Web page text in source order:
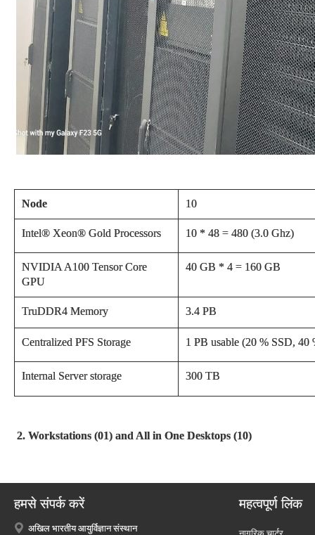
Node 10
Intel® Xeon® Gold Processors 10 * 48 = 480 (3.0 Ghz)
NVIDIA A100 Tensor Core
GPU
40 GB * 4 = 160 GB
TruDDR4 Memory 3.4 PB
Centralized PFS Storage 1 PB usable (20 % SSD,
Internal Server storage 300 TB
2. Workstations (01) and All in One Desktops (10)
हमसे संपर्क करें
अखिल भारतीय आयुर्विज्ञान संस्थान
महत्वपूर्ण लिंक